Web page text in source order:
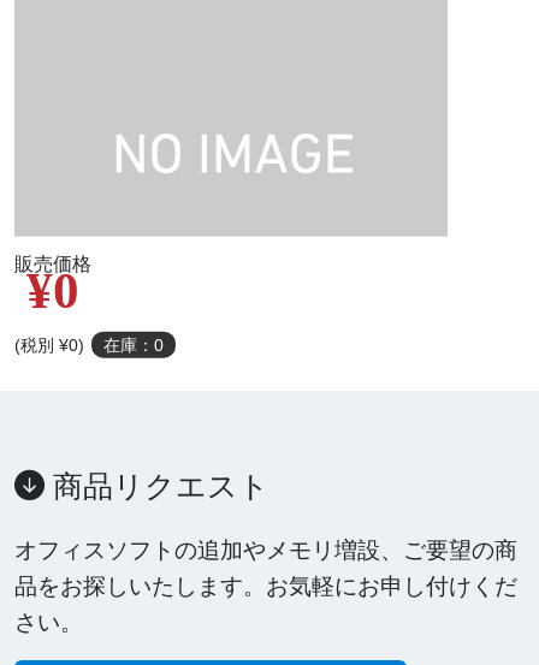
販売価格
¥0
(税別 ¥0) 在庫：0
商品リクエスト
オフィスソフトの追加やメモリ増設、ご要望の商
品をお探しいたします。お気軽にお申し付けくだ
さい。